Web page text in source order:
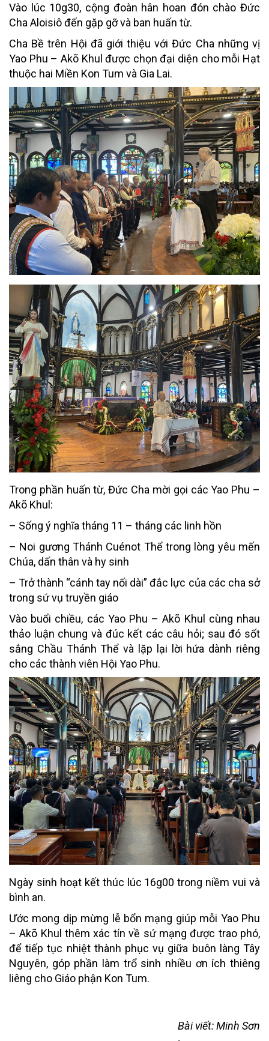
Vào lúc 10g30, cộng đoàn hân hoan đón chào Đức
Cha Aloisiô đến gặp gỡ và ban huấn từ.
Cha Bề trên Hội đã giới thiệu với Đức Cha những vị
Yao Phu – Akõ Khul được chọn đại diện cho mỗi Hạt
thuộc hai Miền Kon Tum và Gia Lai.
Trong phần huấn từ, Đức Cha mời gọi các Yao Phu –
Akõ Khul:
– Sống ý nghĩa tháng 11 – tháng các linh hồn
– Noi gương Thánh Cuénot Thể trong lòng yêu mến
Chúa, dấn thân và hy sinh
– Trở thành “cánh tay nối dài” đắc lực của các cha sở
trong sứ vụ truyền giáo
Vào buổi chiều, các Yao Phu – Akõ Khul cùng nhau
thảo luận chung và đúc kết các câu hỏi; sau đó sốt
sắng Chầu Thánh Thể và lặp lại lời hứa dành riêng
cho các thành viên Hội Yao Phu.
Ngày sinh hoạt kết thúc lúc 16g00 trong niềm vui và
bình an.
Ước mong dịp mừng lễ bổn mạng giúp mỗi Yao Phu
– Akõ Khul thêm xác tín về sứ mạng được trao phó,
để tiếp tục nhiệt thành phục vụ giữa buôn làng Tây
Nguyên, góp phần làm trổ sinh nhiều ơn ích thiêng
liêng cho Giáo phận Kon Tum.
Bài viết: Minh Sơn